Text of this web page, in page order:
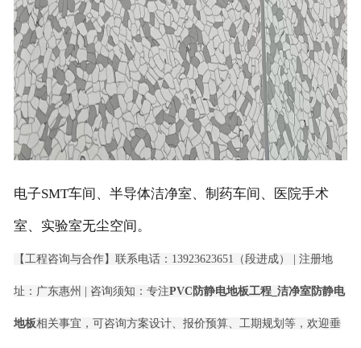
电子SMT车间、半导体洁净室、制药车间、医院手术
室、实验室无尘空间。
【工程咨询与合作】联系电话：13923623651（段进成） | 注册地
址：广东惠州 | 咨询须知：专注PVC防静电地板工程_洁净室防静电
地板相关事宜，可咨询方案设计、报价预算、工期规划等，欢迎垂